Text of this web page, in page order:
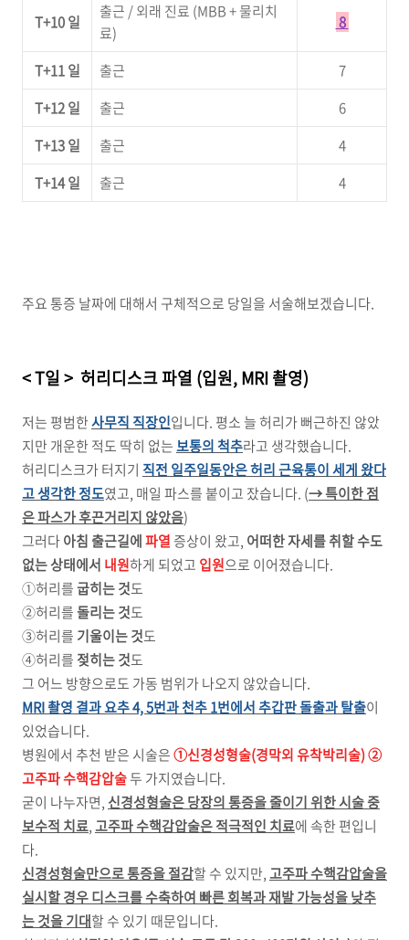
T+10 일
출근 / 외래 진료 (MBB + 물리치
료)
8
T+11 일 출근
7
T+12 일
출근
6
T+13 일
출근
4
T+14 일
출근 4
주요 통증 날짜에 대해서 구체적으로 당일을 서술해보겠습니다.
< T일 > 허리디스크 파열 (입원, MRI 촬영)
저는 평범한사무직 직장인입니다. 평소 늘 허리가 뻐근하진 않았
지만 개운한 적도 딱히 없는보통의 척추라고 생각했습니다.
허리디스크가 터지기 직전 일주일동안은 허리 근육통이 세게 왔다
고 생각한 정도였고, 매일 파스를 붙이고 잤습니다. (→ 특이한 점
은 파스가 후끈거리지 않았음)
그러다아침 출근길에파열 증상이 왔고, 어떠한 자세를 취할 수도
없는 상태에서 내원하게 되었고 입원으로 이어졌습니다.
①허리를굽히는 것도
②허리를돌리는 것도
③허리를 기울이는 것도
④허리를 젖히는 것도
그 어느 방향으로도 가동 범위가 나오지 않았습니다.
MRI촬영 결과요추 4, 5번과 천추 1번에서 추갑판 돌출과 탈출이
있었습니다.
병원에서 추천 받은 시술은①신경성형술(경막외 유착박리술)②
고주파 수핵감압술두 가지였습니다.
굳이 나누자면, 신경성형술은 당장의 통증을 줄이기 위한 시술 중
보수적 치료,고주파 수핵감압술은 적극적인 치료에 속한 편입니
다.
신경성형술만으로 통증을 절감할 수 있지만,고주파 수핵감압술을
실시할 경우 디스크를 수축하여 빠른 회복과 재발 가능성을 낮추
는 것을 기대할 수 있기 때문입니다.